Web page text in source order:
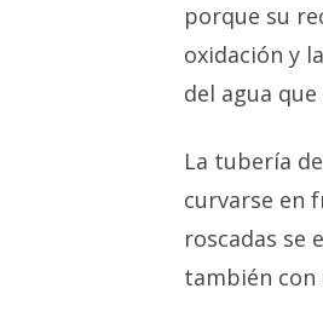
porque su
oxidación y
del agua
La tubería
curvarse en
roscadas se
también con